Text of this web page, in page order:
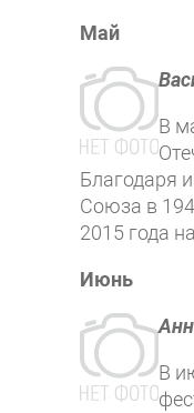
Май
В
Благодаря
Союза в
2015 года
Июнь
В